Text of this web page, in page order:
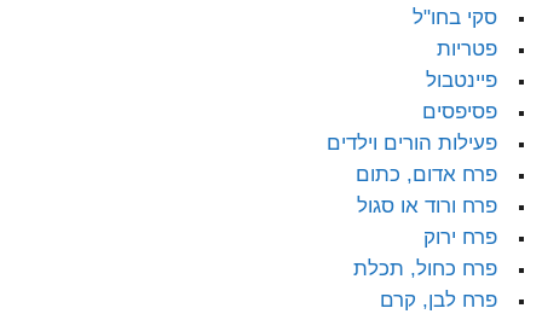
סקי בחו"ל
פטריות
פיינטבול
פסיפסים
פעילות הורים וילדים
פרח אדום, כתום
פרח ורוד או סגול
פרח ירוק
פרח כחול, תכלת
פרח לבן, קרם